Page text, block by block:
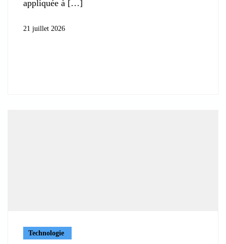
appliquée à
21 juillet 2026
Technologie